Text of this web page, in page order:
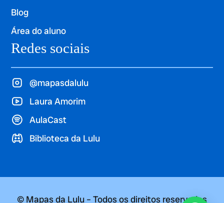
Blog
Área do aluno
Redes sociais
@mapasdalulu
Laura Amorim
AulaCast
Biblioteca da Lulu
© Mapas da Lulu – Todos os direitos reservados